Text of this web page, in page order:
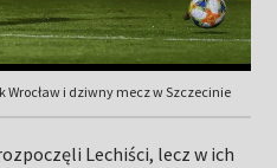
i dziwny mecz w Szczecinie
Lechiści, lecz w ich